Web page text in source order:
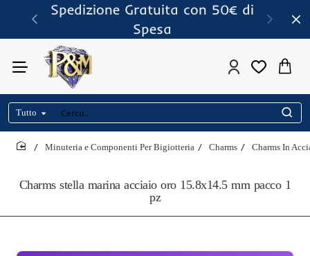
Spedizione Gratuita con 50€ di
Spesa
Tutto
Cerca..
Charms stella marina acciaio oro 15.8x14.5 mm pacco 1
pz
Minuteria e Componenti Per Bigiotteria Charms Charms In